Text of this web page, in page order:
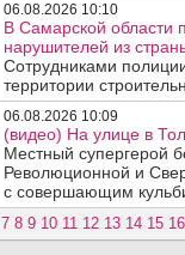
06.08.2026 10:10
В Самарской области
нарушителей из
Сотрудниками
территории
06.08.2026 10:09
(видео) На улице в
Местный супергерой
Революционной и
с совершающим
7 8 9 10 11 12 13 14 15 16